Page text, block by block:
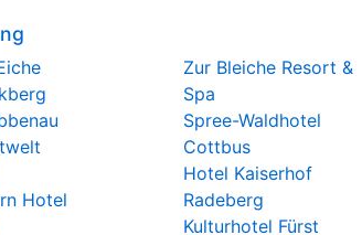
Hotel
Zur Bleiche Resort &
Spa
Spree-Waldhotel
Cottbus
Hotel Kaiserhof
Radeberg
Kulturhotel Fürst